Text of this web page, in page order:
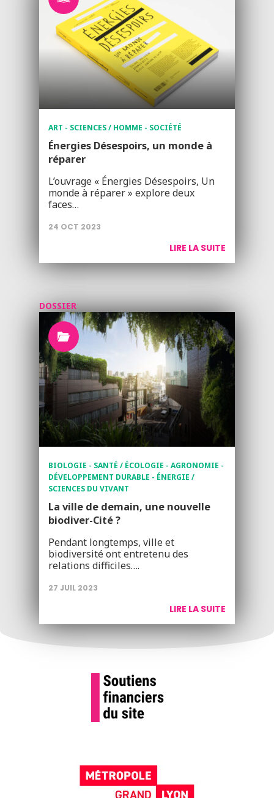
ART - SCIENCES / HOMME - SOCIÉTÉ
Énergies Désespoirs, un monde à
réparer
L’ouvrage « Énergies Désespoirs, Un
monde à réparer » explore deux
faces…
24 OCT 2023
LIRE LA SUITE
DOSSIER
BIOLOGIE - SANTÉ / ÉCOLOGIE - AGRONOMIE -
DÉVELOPPEMENT DURABLE - ÉNERGIE /
SCIENCES DU VIVANT
La ville de demain, une nouvelle
biodiver-Cité ?
Pendant longtemps, ville et
biodiversité ont entretenu des
relations difficiles….
27 JUIL 2023
LIRE LA SUITE